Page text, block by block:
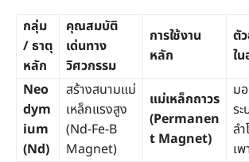
กลุ่ม
/ ธาตุ
หลัก
คุณสมบัติ
เด่นทาง
วิศวกรรม
การใช้งาน
หลัก
ตั
ใ
Neo
dym
ium
(Nd)
สร้างสนามแม่
เหล็กแรงสูง
(Nd-Fe-B
Magnet)
แม่เหล็กถาวร
(Permanen
t Magnet)
ม
ร
ล
เ